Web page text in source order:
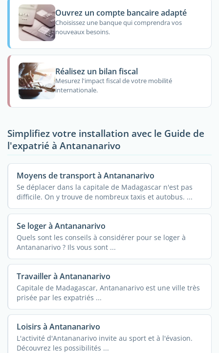
Ouvrez un compte bancaire adapté
Choisissez une banque qui comprendra vos
nouveaux besoins.
Réalisez un bilan fiscal
Mesurez l'impact fiscal de votre mobilité
internationale.
Simplifiez votre installation avec le Guide de
l'expatrié à Antananarivo
Moyens de transport à Antananarivo
Se déplacer dans la capitale de Madagascar n'est pas
difficile. On y trouve de nombreux taxis et autobus. ...
Se loger à Antananarivo
Quels sont les conseils à considérer pour se loger à
Antananarivo ? Ils vous sont ...
Travailler à Antananarivo
Capitale de Madagascar, Antananarivo est une ville très
prisée par les expatriés ...
Loisirs à Antananarivo
L'activité d'Antananarivo invite au sport et à l'évasion.
Découvrez les possibilités ...